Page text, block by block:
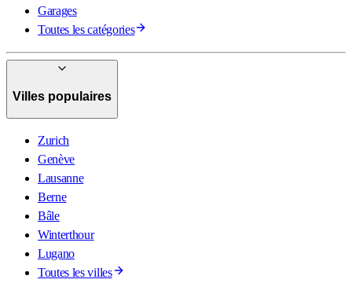
Garages
Toutes les catégories
Villes populaires
Zurich
Genève
Lausanne
Berne
Bâle
Winterthour
Lugano
Toutes les villes